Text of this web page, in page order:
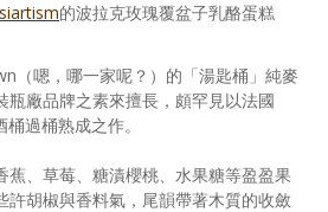
的波拉克玫瑰覆盆子乳酪蛋糕
（嗯，哪一家呢？）的「湯匙桶」純麥
瓶廠品牌之素來擅長，頗罕見以法國
過桶熟成之作。
蕉、草莓、糖漬櫻桃、水果糖等盈盈果
許胡椒與香料氣，尾韻帶著木質的收斂